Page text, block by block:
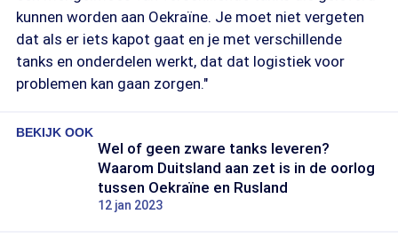
kunnen worden aan Oekraïne. Je moet niet vergeten
dat als er iets kapot gaat en je met verschillende
tanks en onderdelen werkt, dat dat logistiek voor
problemen kan gaan zorgen."
BEKIJK OOK
Wel of geen zware tanks leveren?
Waarom Duitsland aan zet is in de oorlog
tussen Oekraïne en Rusland
12 jan 2023